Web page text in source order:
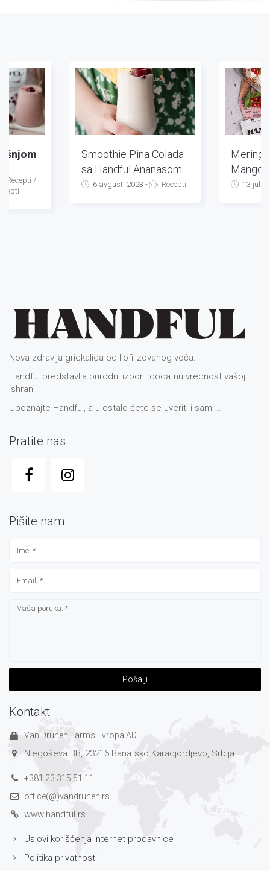
Recepti /
Smoothie Pina Colada
sa Handful Ananasom
6 avgust, 2023 - Recepti
Mering
13 jul,
Nova zdravija grickalica od liofilizovanog voća.
Handful predstavlja prirodni izbor i dodatnu vrednost vašoj
ishrani.
Upoznajte Handful, a u ostalo ćete se uveriti i sami...
Pratite nas
Pišite nam
Pošalji
Kontakt
Van Drunen Farms Evropa AD
Njegoševa BB, 23216 Banatsko Karadjordjevo, Srbija
+381 23 315.51.11
office(@)vandrunen.rs
www.handful.rs
Uslovi korišćenja internet prodavnice
Politika privatnosti